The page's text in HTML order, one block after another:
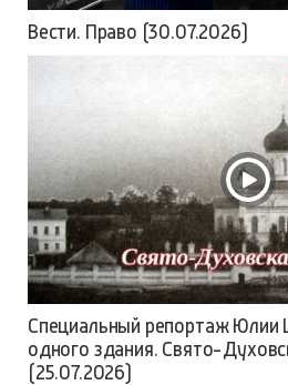
Вести. Право (30.07.2026)
Специальный репортаж Юлии
одного здания. Свято-
(25.07.2026)